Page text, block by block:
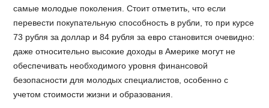
самые молодые поколения. Стоит отметить, что если
перевести покупательную способность в рубли, то при курсе
73 рубля за доллар и 84 рубля за евро становится очевидно:
даже относительно высокие доходы в Америке могут не
обеспечивать необходимого уровня финансовой
безопасности для молодых специалистов, особенно с
учетом стоимости жизни и образования.